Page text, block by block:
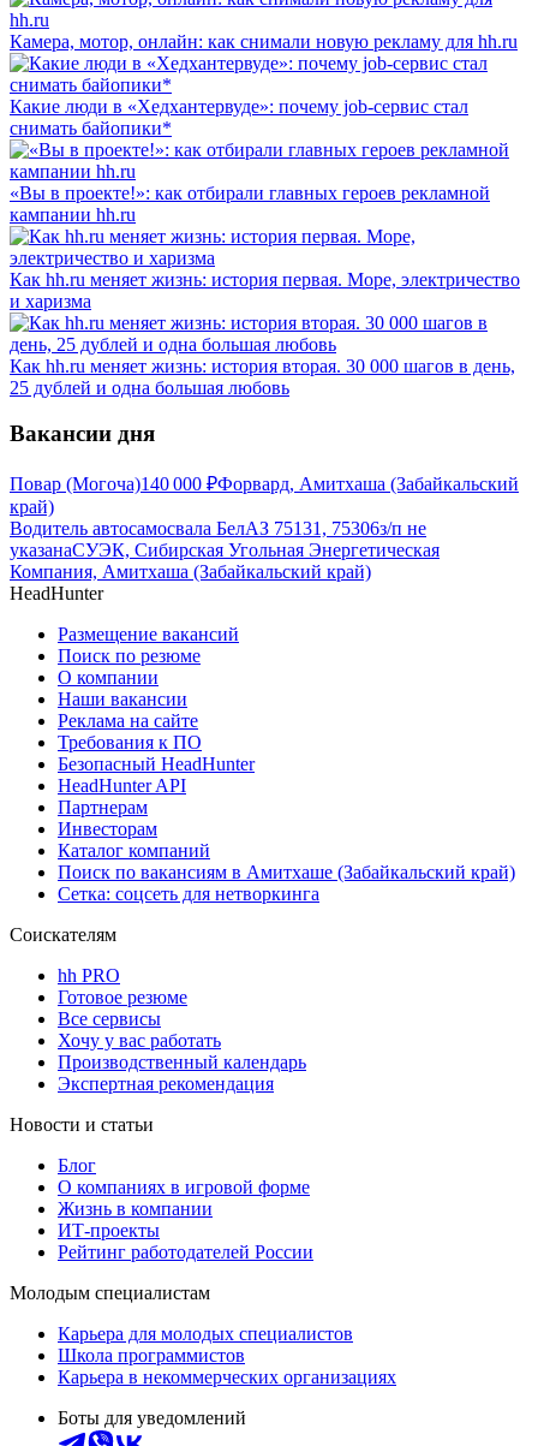
Камера, мотор, онлайн: как снимали новую рекламу для hh.ru
Какие люди в «Хедхантервуде»: почему job-сервис стал
снимать байопики*
«Вы в проекте!»: как отбирали главных героев рекламной
кампании hh.ru
Как hh.ru меняет жизнь: история первая. Море, электричество
и харизма
Как hh.ru меняет жизнь: история вторая. 30 000 шагов в день,
25 дублей и одна большая любовь
Вакансии дня
Повар (Могоча)140 000 ₽Форвард, Амитхаша (Забайкальский
край)
Водитель автосамосвала БелАЗ 75131, 75306з/п не
указанаСУЭК, Сибирская Угольная Энергетическая
Компания, Амитхаша (Забайкальский край)
HeadHunter
Размещение вакансий
Поиск по резюме
О компании
Наши вакансии
Реклама на сайте
Требования к ПО
Безопасный HeadHunter
HeadHunter API
Партнерам
Инвесторам
Каталог компаний
Поиск по вакансиям в Амитхаше (Забайкальский край)
Сетка: соцсеть для нетворкинга
Соискателям
hh PRO
Готовое резюме
Все сервисы
Хочу у вас работать
Производственный календарь
Экспертная рекомендация
Новости и статьи
Блог
О компаниях в игровой форме
Жизнь в компании
ИТ-проекты
Рейтинг работодателей России
Молодым специалистам
Карьера для молодых специалистов
Школа программистов
Карьера в некоммерческих организациях
Боты для уведомлений